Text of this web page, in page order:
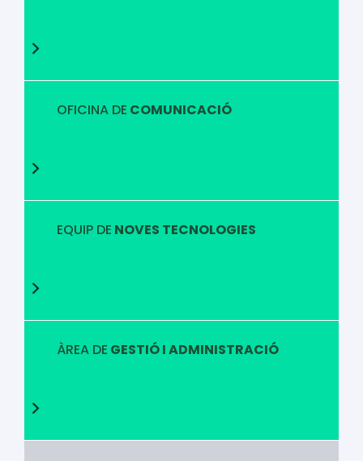
OFICINA DE COMUNICACIÓ
EQUIP DE NOVES TECNOLOGIES
ÀREA DE GESTIÓ I ADMINISTRACIÓ